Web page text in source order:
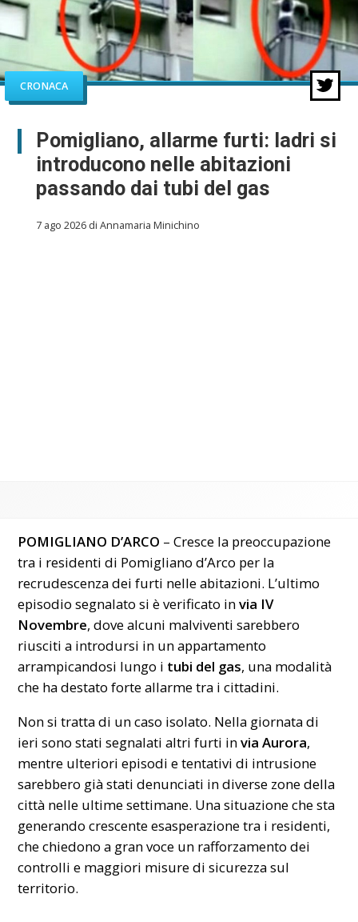
CRONACA
Pomigliano, allarme furti: ladri si
introducono nelle abitazioni
passando dai tubi del gas
7 ago 2026 di Annamaria Minichino
POMIGLIANO D’ARCO – Cresce la preoccupazione
tra i residenti di Pomigliano d’Arco per la
recrudescenza dei furti nelle abitazioni. L’ultimo
episodio segnalato si è verificato invia IV
Novembre, dove alcuni malviventi sarebbero
riusciti a introdursi in un appartamento
arrampicandosi lungo i tubi del gas, una modalità
che ha destato forte allarme tra i cittadini.
Non si tratta di un caso isolato. Nella giornata di
ieri sono stati segnalati altri furti invia Aurora,
mentre ulteriori episodi e tentativi di intrusione
sarebbero già stati denunciati in diverse zone della
città nelle ultime settimane. Una situazione che sta
generando crescente esasperazione tra i residenti,
che chiedono a gran voce un rafforzamento dei
controlli e maggiori misure di sicurezza sul
territorio.